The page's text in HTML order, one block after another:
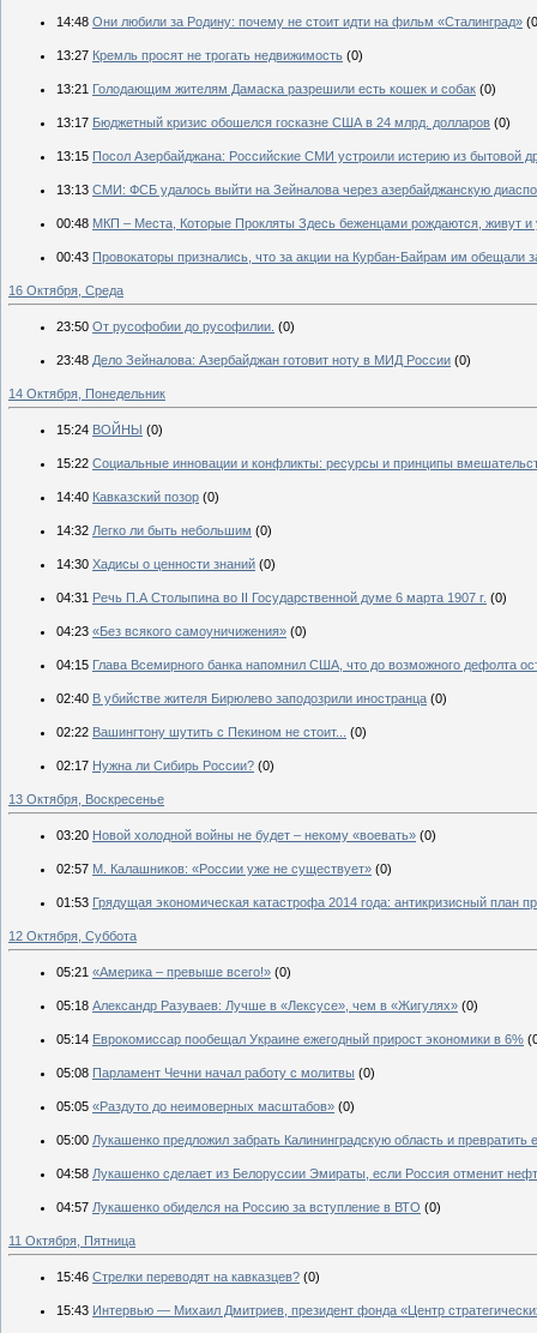
14:48 Они любили за Родину: почему не стоит идти на фильм «Сталинград»
13:27 Кремль просят не трогать недвижимость (0)
13:21 Голодающим жителям Дамаска разрешили есть кошек и собак (0)
13:17 Бюджетный кризис обошелся госказне США в 24 млрд. долларов (0)
13:15 Посол Азербайджана: Российские СМИ устроили истерию из бытовой
13:13 СМИ: ФСБ удалось выйти на Зейналова через азербайджанскую
00:48 МКП – Места, Которые Прокляты Здесь беженцами рождаются, живут и
00:43 Провокаторы признались, что за акции на Курбан-Байрам им обещали
16 Октября, Среда
23:50 От русофобии до русофилии. (0)
23:48 Дело Зейналова: Азербайджан готовит ноту в МИД России (0)
14 Октября, Понедельник
15:24 ВОЙНЫ (0)
15:22 Социальные инновации и конфликты: ресурсы и принципы
14:40 Кавказский позор (0)
14:32 Легко ли быть небольшим (0)
14:30 Хадисы о ценности знаний (0)
04:31 Речь П.А Столыпина во II Государственной думе 6 марта 1907 г. (0)
04:23 «Без всякого самоуничижения» (0)
04:15 Глава Всемирного банка напомнил США, что до возможного дефолта
02:40 В убийстве жителя Бирюлево заподозрили иностранца (0)
02:22 Вашингтону шутить с Пекином не стоит... (0)
02:17 Нужна ли Сибирь России? (0)
13 Октября, Воскресенье
03:20 Новой холодной войны не будет – некому «воевать» (0)
02:57 М. Калашников: «России уже не существует» (0)
01:53 Грядущая экономическая катастрофа 2014 года: антикризисный план
12 Октября, Суббота
05:21 «Америка – превыше всего!» (0)
05:18 Александр Разуваев: Лучше в «Лексусе», чем в «Жигулях» (0)
05:14 Еврокомиссар пообещал Украине ежегодный прирост экономики в 6%
05:08 Парламент Чечни начал работу с молитвы (0)
05:05 «Раздуто до неимоверных масштабов» (0)
05:00 Лукашенко предложил забрать Калининградскую область и превратить
04:58 Лукашенко сделает из Белоруссии Эмираты, если Россия отменит
04:57 Лукашенко обиделся на Россию за вступление в ВТО (0)
11 Октября, Пятница
15:46 Стрелки переводят на кавказцев? (0)
15:43 Интервью — Михаил Дмитриев, президент фонда «Центр